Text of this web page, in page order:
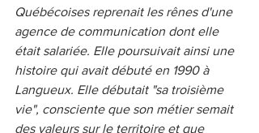
Québécoises reprenait les rênes d'une
agence de communication dont elle
était salariée. Elle poursuivait ainsi une
histoire qui avait débuté en 1990 à
Langueux. Elle débutait "sa troisième
vie", consciente que son métier semait
des valeurs sur le territoire et que